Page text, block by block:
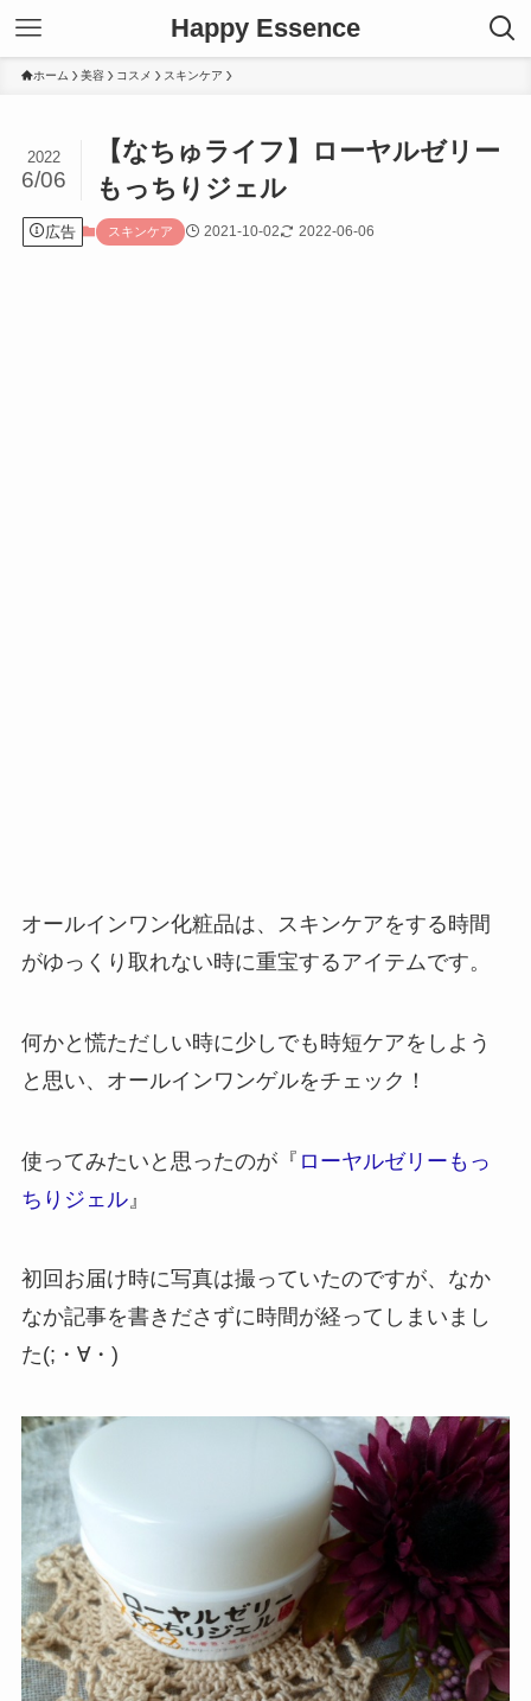
Happy Essence
ホーム 美容 コスメ スキンケア
【なちゅライフ】ローヤルゼリー
もっちりジェル
2022
6/06
広告 スキンケア 2021-10-02 2022-06-06
オールインワン化粧品は、スキンケアをする時間
がゆっくり取れない時に重宝するアイテムです。
何かと慌ただしい時に少しでも時短ケアをしよう
と思い、オールインワンゲルをチェック！
使ってみたいと思ったのが『 ローヤルゼリーもっ
ちりジェル』
初回お届け時に写真は撮っていたのですが、なか
なか記事を書きださずに時間が経ってしまいまし
た(;・∀・)